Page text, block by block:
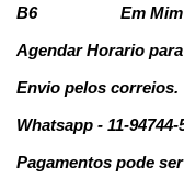
B6
Em Mim
Agendar Horario
Envio pelos correios.
Whatsapp - 11-94744-
Pagamentos pode